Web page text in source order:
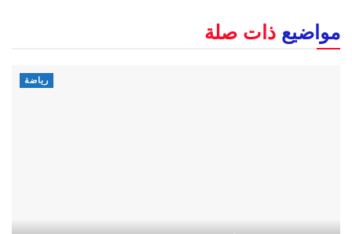
مواضيع ذات صلة
رياضة